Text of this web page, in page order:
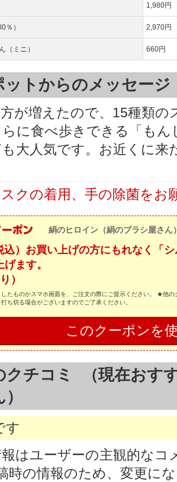
1,980円
％） 2,970円
（ミニ） 660円
ットからのメッセージ
が増えたので、15種類
に食べ歩きできる「も
大人気です。お近くに
クの着用、手の除菌をお
絹のヒロイン（絹のブラシ屋さん
込）お買い上げの方にもれなく「
ます。
）
たものかスマホ画面を、ご注文の際にご提示ください。 ★他
ち切る場合がございますのでご了承ください。
このクーポンを
クチコミ （現在おす
す
はユーザーの主観的なコ
時の情報のため、変更に